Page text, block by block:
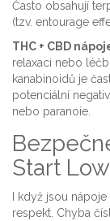
Často obsahují
(tzv. entourage
THC + CBD
relaxaci nebo
kanabinoidů je
potenciální
nebo paranoie.
Start
I když jsou
respekt. Chyba